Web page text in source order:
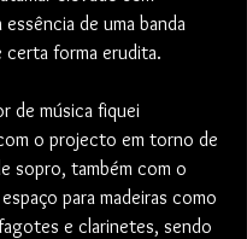
de uma banda
certa forma erudita.
de música fiquei
o projecto em torno de
sopro, também com o
para madeiras como
e clarinetes, sendo